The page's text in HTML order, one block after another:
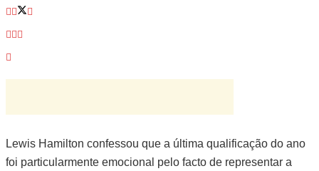
Lewis Hamilton confessou que a última qualificação do ano
foi particularmente emocional pelo facto de representar a